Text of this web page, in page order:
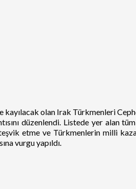
olan Irak Türkmenleri
düzenlendi. Listede yer alan
etme ve Türkmenlerin milli
vurgu yapıldı.